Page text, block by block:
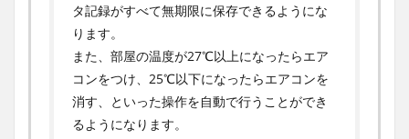
タ記録がすべて無期限に保存できるようにな
ります。
また、部屋の温度が27℃以上になったらエア
コンをつけ、25℃以下になったらエアコンを
消す、といった操作を自動で行うことができ
るようになります。